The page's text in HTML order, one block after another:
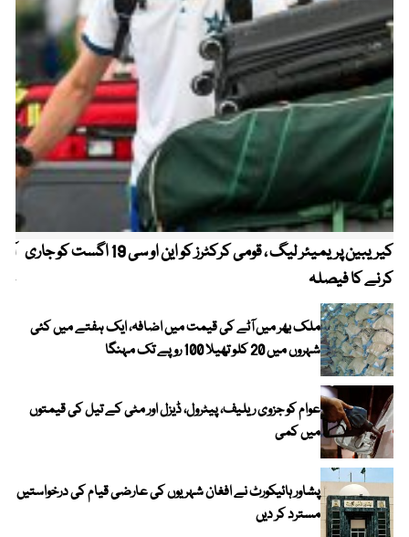
کیریبین پریمیئر لیگ ، قومی کرکٹرز کو این او سی 19 اگست کو جاری
کرنے کا فیصلہ
ملک بھر میں آٹے کی قیمت میں اضافہ، ایک ہفتے میں کئی
شہروں میں 20 کلو تھیلا 100 روپے تک مہنگا
عوام کو جزوی ریلیف، پیٹرول، ڈیزل اور مٹی کے تیل کی قیمتوں
میں کمی
پشاور ہائیکورٹ نے افغان شہریوں کی عارضی قیام کی درخواستیں
مسترد کر دیں